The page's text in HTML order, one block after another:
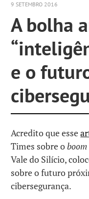
9 SETEMBRO 2016
A bolha
e o
Acredito que esse
Times sobre oboom
Vale do Silício,
sobre o futuro
cibersegurança.